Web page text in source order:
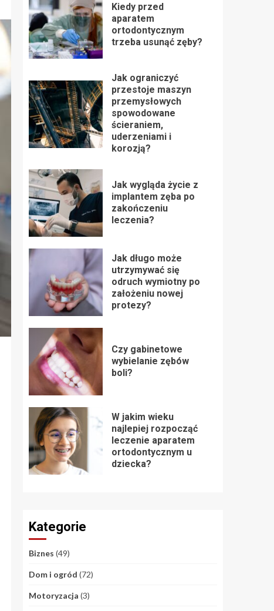
Kiedy przed
aparatem
ortodontycznym
trzeba usunąć zęby?
Jak ograniczyć
przestoje maszyn
przemysłowych
spowodowane
ścieraniem,
uderzeniami i
korozją?
Jak wygląda życie z
implantem zęba po
zakończeniu
leczenia?
Jak długo może
utrzymywać się
odruch wymiotny po
założeniu nowej
protezy?
Czy gabinetowe
wybielanie zębów
boli?
W jakim wieku
najlepiej rozpocząć
leczenie aparatem
ortodontycznym u
dziecka?
Kategorie
Biznes (49)
Dom i ogród (72)
Motoryzacja (3)